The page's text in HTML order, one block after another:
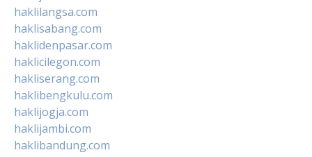
haklilangsa.com
haklisabang.com
haklidenpasar.com
haklicilegon.com
hakliserang.com
haklibengkulu.com
haklijogja.com
haklijambi.com
haklibandung.com